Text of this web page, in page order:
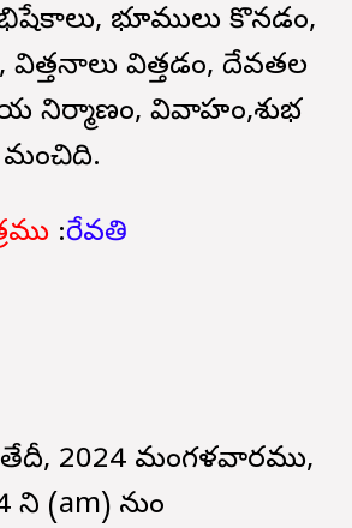
భూములు కొనడం,
విత్తనాలు విత్తడం, దేవతల
నిర్మాణం, వివాహం,శుభ
మంచిది.
:రేవతి
తేదీ, 2024 మంగళవారము,
ని (am) నుండి